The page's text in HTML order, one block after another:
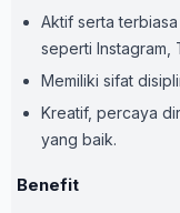
Aktif serta
seperti Instagram,
Memiliki sifat
Kreatif, percaya
yang baik.
Benefit